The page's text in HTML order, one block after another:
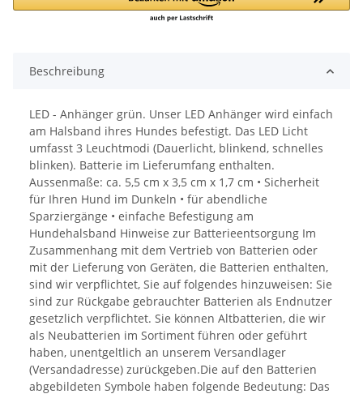
Beschreibung
LED - Anhänger grün. Unser LED Anhänger wird einfach
am Halsband ihres Hundes befestigt. Das LED Licht
umfasst 3 Leuchtmodi (Dauerlicht, blinkend, schnelles
blinken). Batterie im Lieferumfang enthalten.
Aussenmaße: ca. 5,5 cm x 3,5 cm x 1,7 cm • Sicherheit
für Ihren Hund im Dunkeln • für abendliche
Sparziergänge • einfache Befestigung am
Hundehalsband Hinweise zur Batterieentsorgung Im
Zusammenhang mit dem Vertrieb von Batterien oder
mit der Lieferung von Geräten, die Batterien enthalten,
sind wir verpflichtet, Sie auf folgendes hinzuweisen: Sie
sind zur Rückgabe gebrauchter Batterien als Endnutzer
gesetzlich verpflichtet. Sie können Altbatterien, die wir
als Neubatterien im Sortiment führen oder geführt
haben, unentgeltlich an unserem Versandlager
(Versandadresse) zurückgeben.Die auf den Batterien
abgebildeten Symbole haben folgende Bedeutung: Das